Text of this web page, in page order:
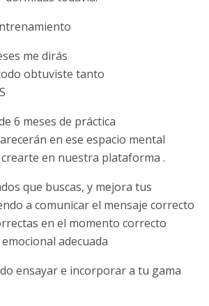
me dirás
obtuviste tanto
6 meses de práctica
en ese espacio mental
en nuestra plataforma .
que buscas, y mejora tus
a comunicar el mensaje correcto
en el momento correcto
adecuada
ensayar e incorporar a tu gama